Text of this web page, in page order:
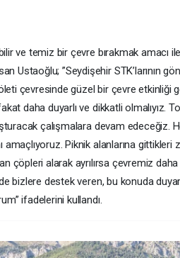
ve temiz bir çevre bırakmak amacı
Ustaoğlu; ”Seydişehir STK’larının
çevresinde güzel bir çevre etkinliği
daha duyarlı ve dikkatli olmalıyız.
çalışmalara devam
amaçlıyoruz. Piknik alanlarına
çöpleri alarak ayrılırsa çevremiz
bizlere destek veren, bu konuda
ifadelerini kullandı.